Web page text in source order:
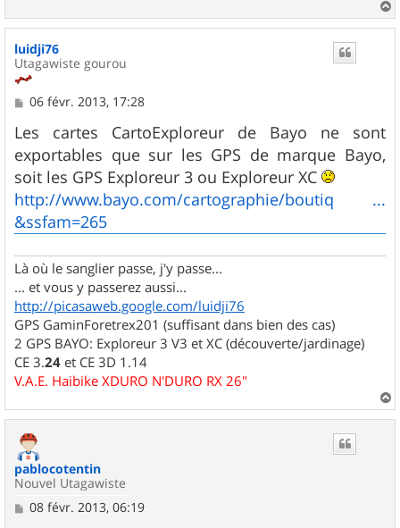
a
luidji76
Utagawiste gourou
M
s
s
a
g
e
06 févr. 2013, 17:28
Les cartes CartoExploreur de Bayo ne sont
exportables que sur les GPS de marque Bayo,
soit les GPS Exploreur 3 ou Exploreur XC
http://www.bayo.com/cartographie/boutiq ...
&ssfam=265
Là où le sanglier passe, j'y passe...
... et vous y passerez aussi...
http://picasaweb.google.com/luidji76
GPS GaminForetrex201 (suffisant dans bien des cas)
2 GPS BAYO: Exploreur 3 V3 et XC (découverte/jardinage)
CE 3.24 et CE 3D 1.14
V.A.E. Haibike XDURO N'DURO RX 26"
a
pablocotentin
Nouvel Utagawiste
M
08 févr. 2013, 06:19